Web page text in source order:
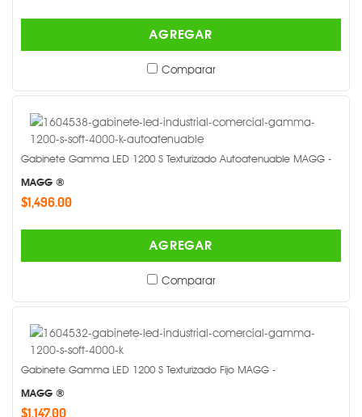
AGREGAR
Comparar
Gabinete Gamma LED 1200 S Texturizado Autoatenuable MAGG -
MAGG ®
$1,496.00
AGREGAR
Comparar
Gabinete Gamma LED 1200 S Texturizado Fijo MAGG -
MAGG ®
$1,147.00